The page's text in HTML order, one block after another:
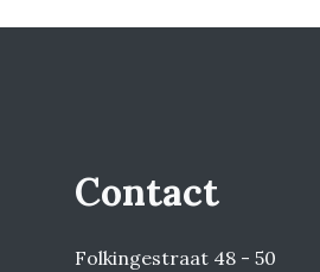
Contact
Folkingestraat 48 - 50